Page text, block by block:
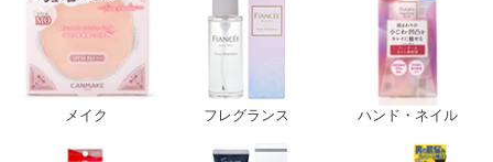
メイク フレグランス ハンド・ネイル